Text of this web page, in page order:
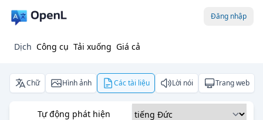
Đăng nhập
Dịch Công cụ Tải xuống Giá cả
Chữ Hình ảnh Các tài liệu Lời nói Trang web
Tự động phát hiện